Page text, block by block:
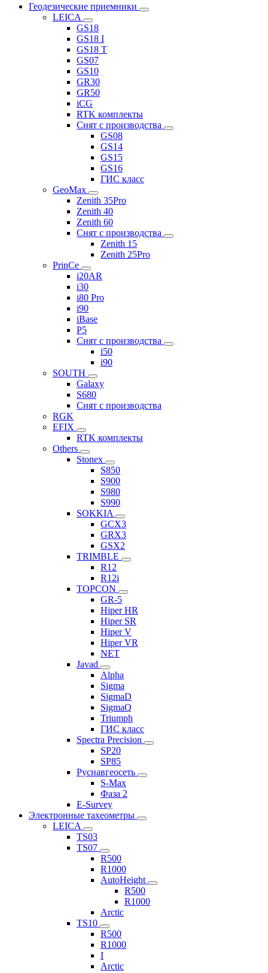
Геодезические приемники
LEICA
GS18
GS18 I
GS18 T
GS07
GS10
GR30
GR50
iCG
RTK комплекты
Снят с производства
GS08
GS14
GS15
GS16
ГИС класс
GeoMax
Zenith 35Pro
Zenith 40
Zenith 60
Снят с производства
Zenith 15
Zenith 25Pro
PrinCe
i20AR
i30
i80 Pro
i90
iBase
P5
Снят с производства
i50
i90
SOUTH
Galaxy
S680
Снят с производства
RGK
EFIX
RTK комплекты
Others
Stonex
S850
S900
S980
S990
SOKKIA
GCX3
GRX3
GSX2
TRIMBLE
R12
R12i
TOPCON
GR-5
Hiper HR
Hiper SR
Hiper V
Hiper VR
NET
Javad
Alpha
Sigma
SigmaD
SigmaQ
Triumph
ГИС класс
Spectra Precision
SP20
SP85
Руснавгеосеть
S-Max
Фаза 2
E-Survey
Электронные тахеометры
LEICA
TS03
TS07
R500
R1000
AutoHeight
R500
R1000
Arctic
TS10
R500
R1000
I
Arctic